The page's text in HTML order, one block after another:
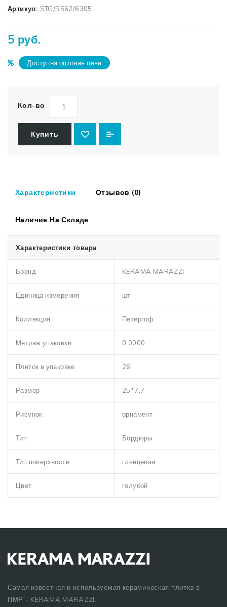
Артикул: STG/B562/6305
5 руб.
Доступна оптовая цена
Кол-во
Купить
Характеристики Отзывов (0)
Наличие На Складе
Характеристики товара
Бренд KERAMA MARAZZI
Единица измерения шт
Коллекция Петергоф
Метраж упаковки 0.0000
Плиток в упаковке 26
Размер 25*7,7
Рисунок орнамент
Тип Бордюры
Тип поверхности глянцевая
Цвет голубой
Самая известная и используемая керамическая плитка в
ПМР - KERAMA MARAZZI.